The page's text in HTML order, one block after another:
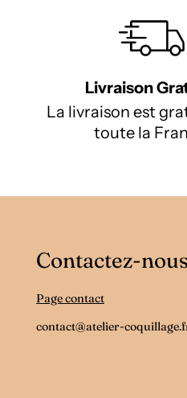
Livraison
La livraison est
toute la
Contactez-nous
Page contact
contact@atelier-